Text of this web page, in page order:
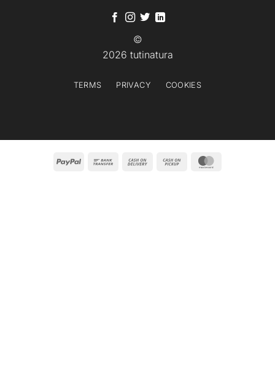
©
2026 tutinatura
TERMS PRIVACY COOKIES
PayPal
Bank
Cash
Cash